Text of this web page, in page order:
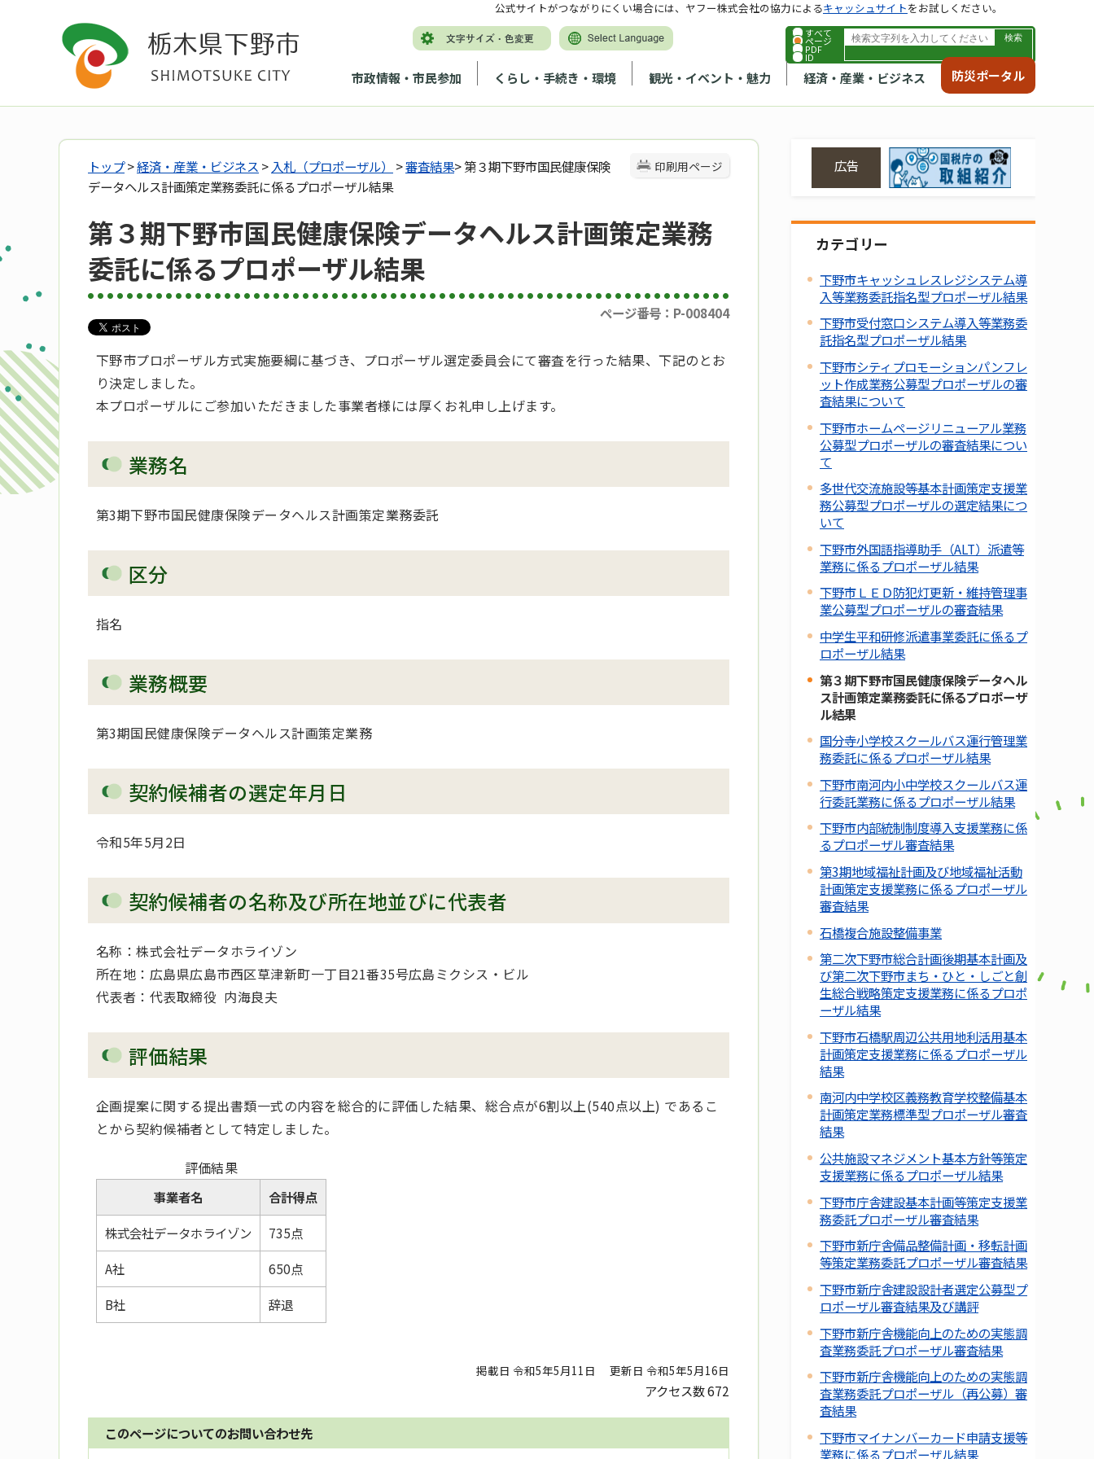
すべて
ページ
PDF
ID
市政情報・市民参加 くらし・手続き・環境 観光・イベント・魅力 経済・産業・ビジネス 防災ポータル
公式サイトがつながりにくい場合には、ヤフー株式会社の協力によるキャッシュサイトをお試しください。
印刷用ページ
トップ>経済・産業・ビジネス > 入札（プロポーザル） >審査結果> 第３期下野市国民健康保険
データヘルス計画策定業務委託に係るプロポーザル結果
第３期下野市国民健康保険データヘルス計画策定業務
委託に係るプロポーザル結果
ページ番号：P-008404
下野市プロポーザル方式実施要綱に基づき、プロポーザル選定委員会にて審査を行った結果、下記のとお
り決定しました。
本プロポーザルにご参加いただきました事業者様には厚くお礼申し上げます。
業務名
第3期下野市国民健康保険データヘルス計画策定業務委託
区分
指名
業務概要
第3期国民健康保険データヘルス計画策定業務
契約候補者の選定年月日
令和5年5月2日
契約候補者の名称及び所在地並びに代表者
名称：株式会社データホライゾン
所在地：広島県広島市西区草津新町一丁目21番35号広島ミクシス・ビル
代表者：代表取締役 内海良夫
評価結果
企画提案に関する提出書類一式の内容を総合的に評価した結果、総合点が6割以上(540点以上) であるこ
とから契約候補者として特定しました。
評価結果
事業者名
合計得点
株式会社データホライゾン
735点
A社
650点
B社
辞退
掲載日 令和5年5月11日 更新日 令和5年5月16日
アクセス数672
このページについてのお問い合わせ先
広告
カテゴリー
下野市キャッシュレスレジシステム導
入等業務委託指名型プロポーザル結果
下野市受付窓口システム導入等業務委
託指名型プロポーザル結果
下野市シティプロモーションパンフレ
ット作成業務公募型プロポーザルの審
査結果について
下野市ホームページリニューアル業務
公募型プロポーザルの審査結果につい
て
多世代交流施設等基本計画策定支援業
務公募型プロポーザルの選定結果につ
いて
下野市外国語指導助手（ALT）派遣等
業務に係るプロポーザル結果
下野市ＬＥＤ防犯灯更新・維持管理事
業公募型プロポーザルの審査結果
中学生平和研修派遣事業委託に係るプ
ロポーザル結果
第３期下野市国民健康保険データヘル
ス計画策定業務委託に係るプロポーザ
ル結果
国分寺小学校スクールバス運行管理業
務委託に係るプロポーザル結果
下野市南河内小中学校スクールバス運
行委託業務に係るプロポーザル結果
下野市内部統制制度導入支援業務に係
るプロポーザル審査結果
第3期地域福祉計画及び地域福祉活動
計画策定支援業務に係るプロポーザル
審査結果
石橋複合施設整備事業
第二次下野市総合計画後期基本計画及
び第二次下野市まち・ひと・しごと創
生総合戦略策定支援業務に係るプロポ
ーザル結果
下野市石橋駅周辺公共用地利活用基本
計画策定支援業務に係るプロポーザル
結果
南河内中学校区義務教育学校整備基本
計画策定業務標準型プロポーザル審査
結果
公共施設マネジメント基本方針等策定
支援業務に係るプロポーザル結果
下野市庁舎建設基本計画等策定支援業
務委託プロポーザル審査結果
下野市新庁舎備品整備計画・移転計画
等策定業務委託プロポーザル審査結果
下野市新庁舎建設設計者選定公募型プ
ロポーザル審査結果及び講評
下野市新庁舎機能向上のための実態調
査業務委託プロポーザル審査結果
下野市新庁舎機能向上のための実態調
査業務委託プロポーザル（再公募）審
査結果
下野市マイナンバーカード申請支援等
業務に係るプロポーザル結果